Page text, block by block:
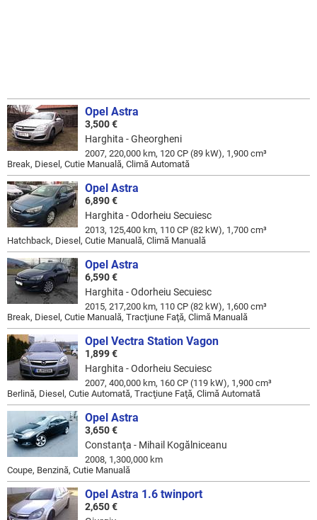
Opel Astra
3,500 €
Harghita - Gheorgheni
2007, 220,000 km, 120 CP (89 kW), 1,900 cm³
Break, Diesel, Cutie Manuală, Climă Automată
Opel Astra
6,890 €
Harghita - Odorheiu Secuiesc
2013, 125,400 km, 110 CP (82 kW), 1,700 cm³
Hatchback, Diesel, Cutie Manuală, Climă Manuală
Opel Astra
6,590 €
Harghita - Odorheiu Secuiesc
2015, 217,200 km, 110 CP (82 kW), 1,600 cm³
Break, Diesel, Cutie Manuală, Tracţiune Faţă, Climă Manuală
Opel Vectra Station Vagon
1,899 €
Harghita - Odorheiu Secuiesc
2007, 400,000 km, 160 CP (119 kW), 1,900 cm³
Berlină, Diesel, Cutie Automată, Tracţiune Faţă, Climă Automată
Opel Astra
3,650 €
Constanţa - Mihail Kogălniceanu
2008, 1,300,000 km
Coupe, Benzină, Cutie Manuală
Opel Astra 1.6 twinport
2,650 €